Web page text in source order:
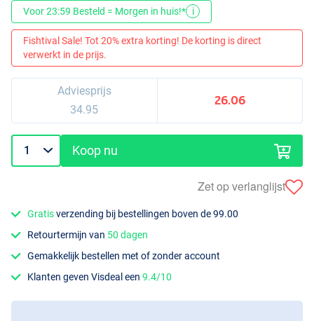
Voor 23:59 Besteld = Morgen in huis!* i
Fishtival Sale! Tot 20% extra korting! De korting is direct
verwerkt in de prijs.
Adviesprijs
34.95
26.06
Koop nu
Zet op verlanglijst
Gratisverzending bij bestellingen boven de 99.00
Retourtermijn van 50 dagen
Gemakkelijk bestellen met of zonder account
Klanten geven Visdeal een9.4/10